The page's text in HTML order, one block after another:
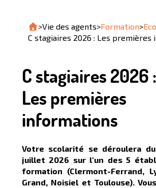
>Vie des agents>Formation>
C stagiaires 2026 : Les premières
C stagiaires 2026 :
Les premières
informations
Votre scolarité se déroulera du
juillet 2026 sur l'un des 5
formation (Clermont-Ferrand,
Grand, Noisiel et Toulouse).